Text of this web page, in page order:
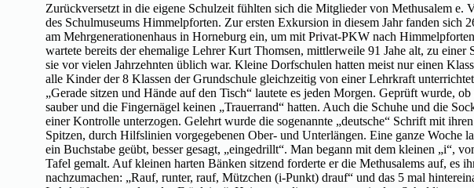
Zurückversetzt in die eigene Schulzeit fühlten sich die Mitglieder von Methusalem e.
des Schulmuseums Himmelpforten. Zur ersten Exkursion in diesem Jahr fanden sich
am Mehrgenerationenhaus in Horneburg ein, um mit Privat-PKW nach
wartete bereits der ehemalige Lehrer Kurt Thomsen, mittlerweile 91 Jahe alt, zu einer
sie vor vielen Jahrzehnten üblich war. Kleine Dorfschulen hatten meist nur einen
alle Kinder der 8 Klassen der Grundschule gleichzeitig von einer Lehrkraft
„Gerade sitzen und Hände auf den Tisch“ lautete es jeden Morgen. Geprüft wurde,
sauber und die Fingernägel keinen „Trauerrand“ hatten. Auch die Schuhe und die
einer Kontrolle unterzogen. Gelehrt wurde die sogenannte „deutsche“ Schrift mit
Spitzen, durch Hilfslinien vorgegebenen Ober- und Unterlängen. Eine ganze Woche
ein Buchstabe geübt, besser gesagt, „eingedrillt“. Man begann mit dem kleinen „i“,
Tafel gemalt. Auf kleinen harten Bänken sitzend forderte er die Methusalems auf, es
nachzumachen: „Rauf, runter, rauf, Mützchen (i-Punkt) drauf“ und das 5 mal